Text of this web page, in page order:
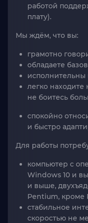
работой
плату).
Мы ждём, что вы:
грамотно
обладаете
исполнительны
легко
не боитесь
спокойно
и быстро
Для работы
компьютер с
Windows 10 и
и выше,
Pentium, кроме
стабильное
скоростью не